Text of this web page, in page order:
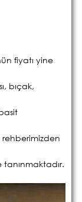
fiyatı yine
bıçak,
rehberimizden